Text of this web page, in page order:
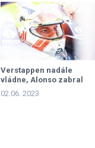
Verstappen nadále
vládne, Alonso zabral
02.06. 2023